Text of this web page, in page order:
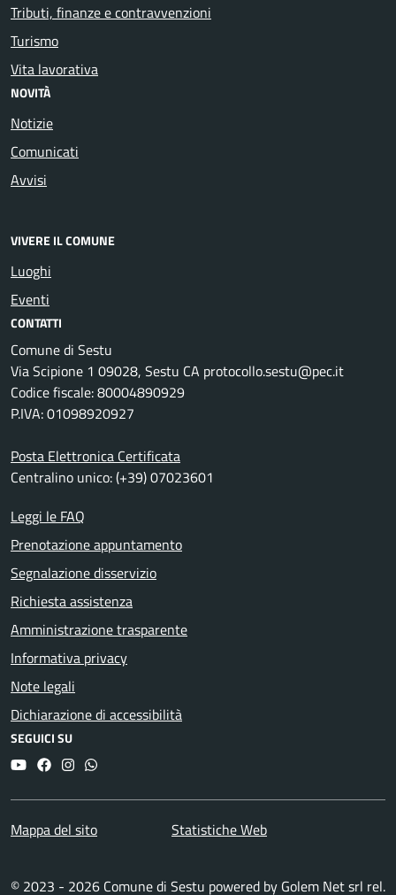
Tributi, finanze e contravvenzioni
Turismo
Vita lavorativa
NOVITÀ
Notizie
Comunicati
Avvisi
VIVERE IL COMUNE
Luoghi
Eventi
CONTATTI
Comune di Sestu
Via Scipione 1 09028, Sestu CA protocollo.sestu@pec.it
Codice fiscale: 80004890929
P.IVA: 01098920927
Posta Elettronica Certificata
Centralino unico: (+39) 07023601
Leggi le FAQ
Prenotazione appuntamento
Segnalazione disservizio
Richiesta assistenza
Amministrazione trasparente
Informativa privacy
Note legali
Dichiarazione di accessibilità
SEGUICI SU
YouTubeFacebookInstagram
Whatsapp
Mappa del sito Statistiche Web
© 2023 - 2026 Comune di Sestu powered by Golem Net srl rel.